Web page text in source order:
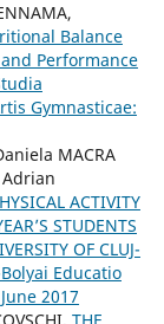
Balance
Performance
Gymnasticae:
MACRA
Adrian
ACTIVITY
STUDENTS
OF CLUJ-
Educatio
2017